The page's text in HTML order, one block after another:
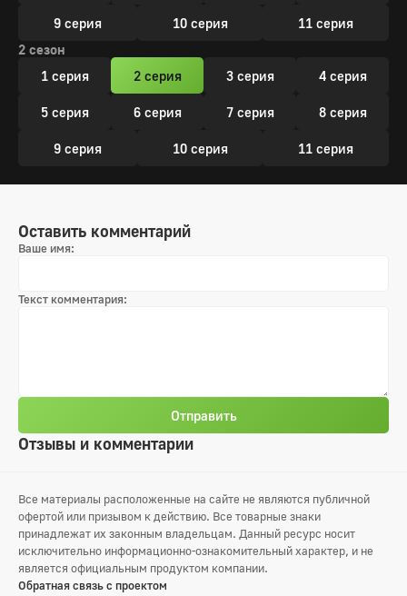
9 серия 10 серия
11 серия
2 сезон
1 серия
2 серия 3 серия 4 серия
5 серия 6 серия 7 серия 8 серия
9 серия 10 серия 11 серия
Отзывы и комментарии
Оставить комментарий
Ваше имя:
Текст комментария:
Отправить
Все материалы расположенные на сайте не являются публичной
офертой или призывом к действию. Все товарные знаки
принадлежат их законным владельцам. Данный ресурс носит
исключительно информационно-ознакомительный характер, и не
является официальным продуктом компании.
Обратная связь с проектом